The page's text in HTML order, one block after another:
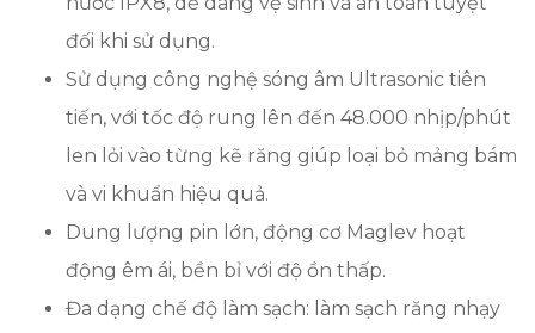
đối khi sử dụng.
Sử dụng công nghệ sóng âm Ultrasonic tiên
tiến, với tốc độ rung lên đến 48.000 nhịp/phút
len lỏi vào từng kẽ răng giúp loại bỏ mảng bám
và vi khuẩn hiệu quả.
Dung lượng pin lớn, động cơ Maglev hoạt
động êm ái, bền bỉ với độ ồn thấp.
Đa dạng chế độ làm sạch: làm sạch răng nhạy